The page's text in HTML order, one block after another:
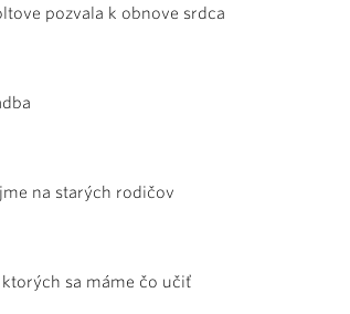
pozvala k obnove srdca
na starých rodičov
ktorých sa máme čo učiť